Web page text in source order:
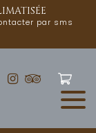
par sms